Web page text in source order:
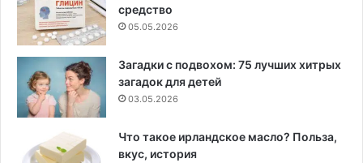
средство
05.05.2026
Загадки с подвохом: 75 лучших хитрых
загадок для детей
03.05.2026
Что такое ирландское масло? Польза,
вкус, история